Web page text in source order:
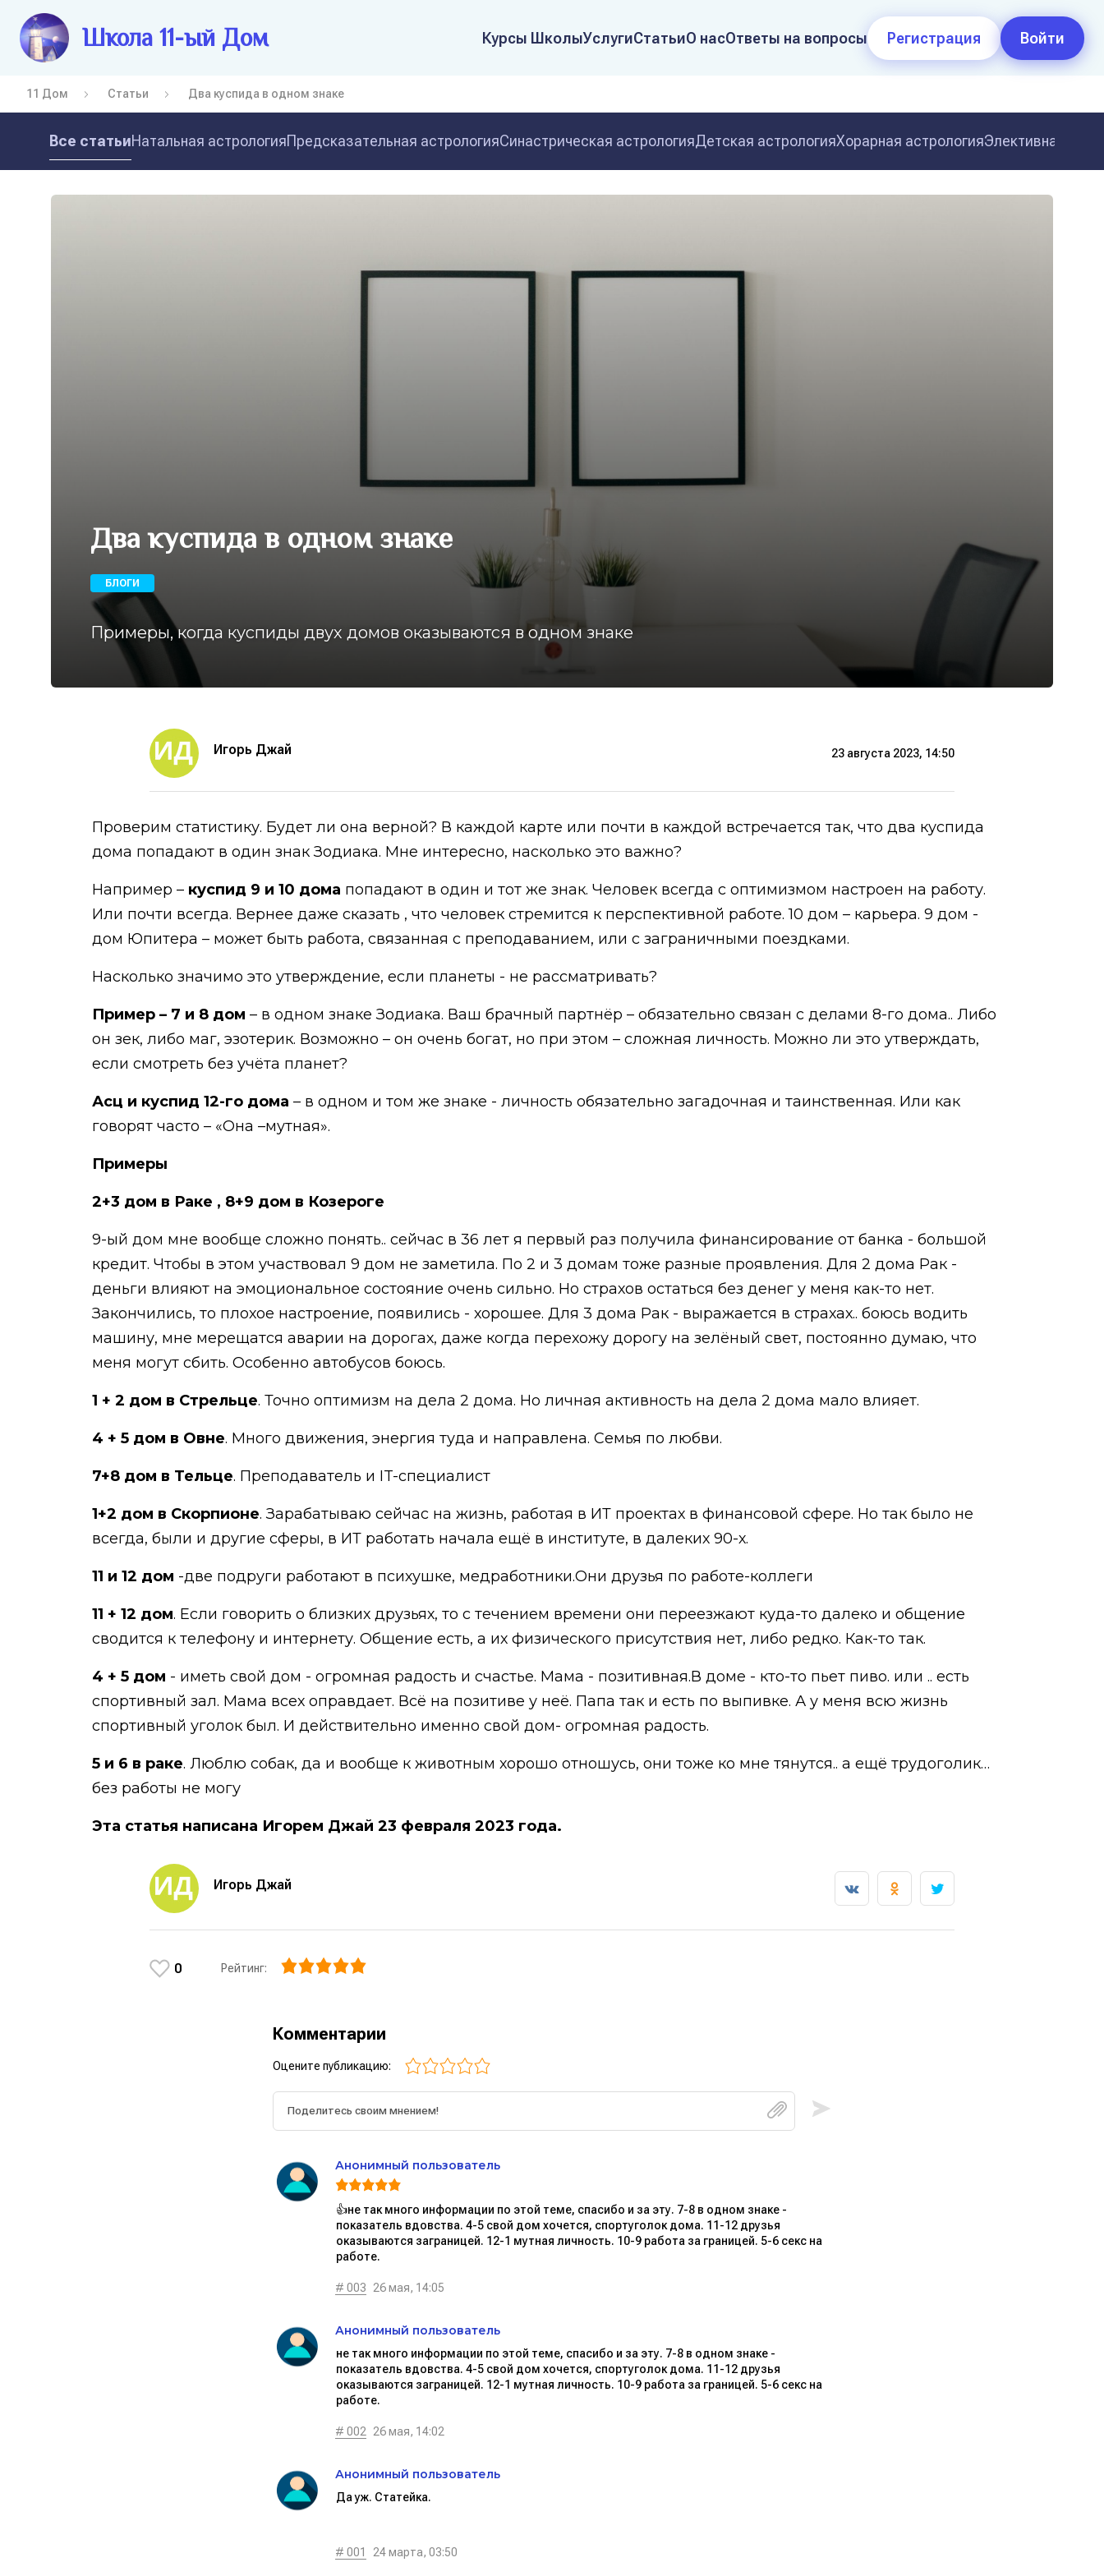
Школа 11-ый Дом Курсы ШколыУслугиСтатьиО насОтветы на вопросы Регистрация Войти
11 Дом Статьи Два куспида в одном знаке
Все статьиНатальная астрологияПредсказательная астрологияСинастрическая астрологияДетская астрологияХорарная астрологияЭлективная
Два куспида в одном знаке
БЛОГИ
Примеры, когда куспиды двух домов оказываются в одном знаке
Игорь Джай 23 августа 2023, 14:50
Проверим статистику. Будет ли она верной? В каждой карте или почти в каждой встречается так, что два куспида
дома попадают в один знак Зодиака. Мне интересно, насколько это важно?
Например – куспид 9 и 10 дома попадают в один и тот же знак. Человек всегда с оптимизмом настроен на работу.
Или почти всегда. Вернее даже сказать , что человек стремится к перспективной работе. 10 дом – карьера. 9 дом -
дом Юпитера – может быть работа, связанная с преподаванием, или с заграничными поездками.
Насколько значимо это утверждение, если планеты - не рассматривать?
Пример – 7 и 8 дом – в одном знаке Зодиака. Ваш брачный партнёр – обязательно связан с делами 8-го дома.. Либо
он зек, либо маг, эзотерик. Возможно – он очень богат, но при этом – сложная личность. Можно ли это утверждать,
если смотреть без учёта планет?
Асц и куспид 12-го дома – в одном и том же знаке - личность обязательно загадочная и таинственная. Или как
говорят часто – «Она –мутная».
Примеры
2+3 дом в Раке , 8+9 дом в Козероге
9-ый дом мне вообще сложно понять.. сейчас в 36 лет я первый раз получила финансирование от банка - большой
кредит. Чтобы в этом участвовал 9 дом не заметила. По 2 и 3 домам тоже разные проявления. Для 2 дома Рак -
деньги влияют на эмоциональное состояние очень сильно. Но страхов остаться без денег у меня как-то нет.
Закончились, то плохое настроение, появились - хорошее. Для 3 дома Рак - выражается в страхах.. боюсь водить
машину, мне мерещатся аварии на дорогах, даже когда перехожу дорогу на зелёный свет, постоянно думаю, что
меня могут сбить. Особенно автобусов боюсь.
1 + 2 дом в Стрельце. Точно оптимизм на дела 2 дома. Но личная активность на дела 2 дома мало влияет.
4 + 5 дом в Овне. Много движения, энергия туда и направлена. Семья по любви.
7+8 дом в Тельце. Преподаватель и IT-специалист
1+2 дом в Скорпионе. Зарабатываю сейчас на жизнь, работая в ИТ проектах в финансовой сфере. Но так было не
всегда, были и другие сферы, в ИТ работать начала ещё в институте, в далеких 90-х.
11 и 12 дом -две подруги работают в психушке, медработники.Они друзья по работе-коллеги
11 + 12 дом. Если говорить о близких друзьях, то с течением времени они переезжают куда-то далеко и общение
сводится к телефону и интернету. Общение есть, а их физического присутствия нет, либо редко. Как-то так.
4 + 5 дом - иметь свой дом - огромная радость и счастье. Мама - позитивная.В доме - кто-то пьет пиво. или .. есть
спортивный зал. Мама всех оправдает. Всё на позитиве у неё. Папа так и есть по выпивке. А у меня всю жизнь
спортивный уголок был. И действительно именно свой дом- огромная радость.
5 и 6 в раке. Люблю собак, да и вообще к животным хорошо отношусь, они тоже ко мне тянутся.. а ещё трудоголик…
без работы не могу
Эта статья написана Игорем Джай 23 февраля 2023 года.
Игорь Джай
0 Рейтинг:
Комментарии
Оцените публикацию:
Анонимный пользователь
👍не так много информации по этой теме, спасибо и за эту. 7-8 в одном знаке -
показатель вдовства. 4-5 свой дом хочется, спортуголок дома. 11-12 друзья
оказываются заграницей. 12-1 мутная личность. 10-9 работа за границей. 5-6 секс на
работе.
# 003 26 мая, 14:05
Анонимный пользователь
не так много информации по этой теме, спасибо и за эту. 7-8 в одном знаке -
показатель вдовства. 4-5 свой дом хочется, спортуголок дома. 11-12 друзья
оказываются заграницей. 12-1 мутная личность. 10-9 работа за границей. 5-6 секс на
работе.
# 002 26 мая, 14:02
Анонимный пользователь
Да уж. Статейка.
# 001 24 марта, 03:50